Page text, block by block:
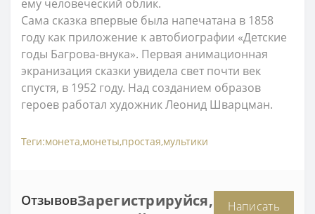
ему человеческий облик.
Сама сказка впервые была напечатана в 1858
году как приложение к автобиографии «Детские
годы Багрова-внука». Первая анимационная
экранизация сказки увидела свет почти век
спустя, в 1952 году. Над созданием образов
героев работал художник Леонид Шварцман.
Теги:монета,монеты,простая,мультики
ОтзывовЗарегистрируйся,
Написать